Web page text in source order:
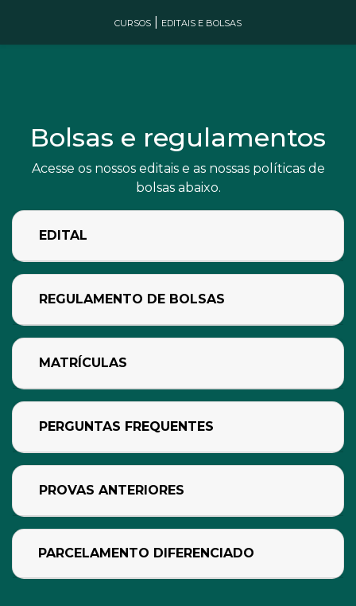
CURSOS EDITAIS E BOLSAS
Bolsas e regulamentos
Acesse os nossos editais e as nossas políticas de
bolsas abaixo.
EDITAL
REGULAMENTO DE BOLSAS
MATRÍCULAS
PERGUNTAS FREQUENTES
PROVAS ANTERIORES
PARCELAMENTO DIFERENCIADO